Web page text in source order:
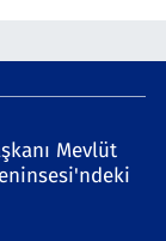
Mevlüt